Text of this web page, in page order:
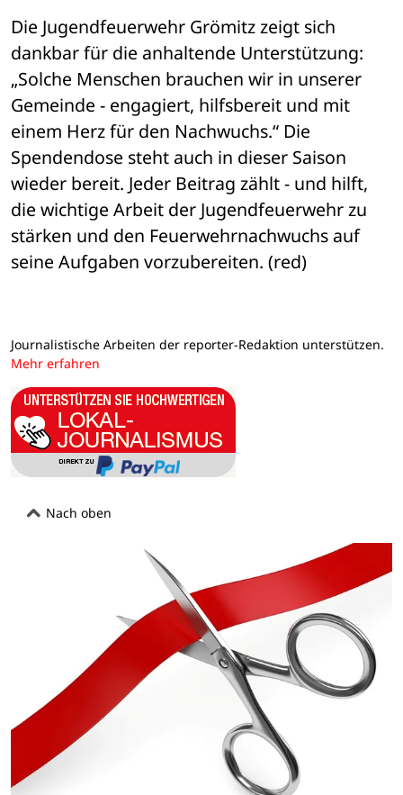
Die Jugendfeuerwehr Grömitz zeigt sich
dankbar für die anhaltende Unterstützung:
„Solche Menschen brauchen wir in unserer
Gemeinde - engagiert, hilfsbereit und mit
einem Herz für den Nachwuchs.“ Die
Spendendose steht auch in dieser Saison
wieder bereit. Jeder Beitrag zählt - und hilft,
die wichtige Arbeit der Jugendfeuerwehr zu
stärken und den Feuerwehrnachwuchs auf
seine Aufgaben vorzubereiten. (red)
Journalistische Arbeiten der reporter-Redaktion unterstützen.
Mehr erfahren
Nach oben